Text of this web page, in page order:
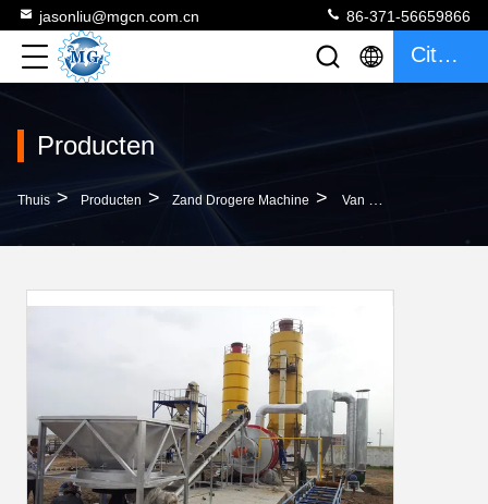
jasonliu@mgcn.com.cn 86-371-56659866
Citaat
Producten
Thuis > Producten > Zand Drogere Machine > Van Het De Machinekiezelzuur Van Het Aardgaszand Drogere Het Zand Drogere Hoge Thermische Efficiency